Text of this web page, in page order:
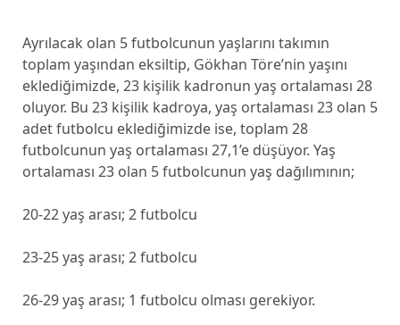
Ayrılacak olan 5 futbolcunun yaşlarını takımın
toplam yaşından eksiltip, Gökhan Töre’nin yaşını
eklediğimizde, 23 kişilik kadronun yaş ortalaması 28
oluyor. Bu 23 kişilik kadroya, yaş ortalaması 23 olan 5
adet futbolcu eklediğimizde ise, toplam 28
futbolcunun yaş ortalaması 27,1’e düşüyor. Yaş
ortalaması 23 olan 5 futbolcunun yaş dağılımının;
20-22 yaş arası; 2 futbolcu
23-25 yaş arası; 2 futbolcu
26-29 yaş arası; 1 futbolcu olması gerekiyor.